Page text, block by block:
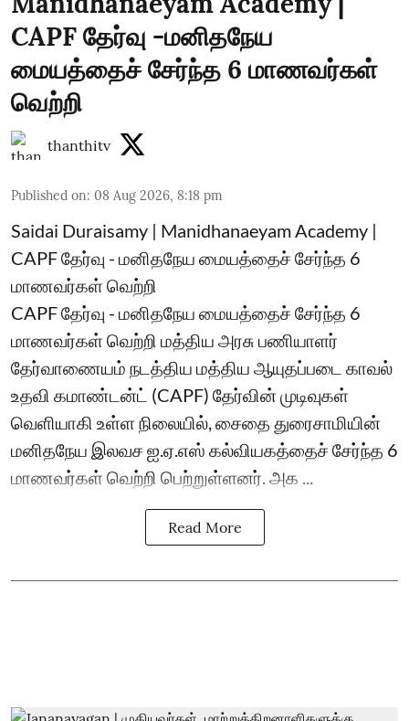
CAPF தேர்வு -மனிதநேய
மையத்தைச் சேர்ந்த 6 மாணவர்கள்
வெற்றி
thanthitv
Published on: 08 Aug 2026, 8:18 pm
Saidai Duraisamy | Manidhanaeyam Academy |
CAPF தேர்வு - மனிதநேய மையத்தைச் சேர்ந்த 6
மாணவர்கள் வெற்றி
CAPF தேர்வு - மனிதநேய மையத்தைச் சேர்ந்த 6
மாணவர்கள் வெற்றி மத்திய அரசு பணியாளர்
தேர்வாணையம் நடத்திய மத்திய ஆயுதப்படை காவல்
உதவி கமாண்டன்ட் (CAPF) தேர்வின் முடிவுகள்
வெளியாகி உள்ள நிலையில், சைதை துரைசாமியின்
மனிதநேய இலவச ஐ.ஏ.எஸ் கல்வியகத்தைச் சேர்ந்த 6
மாணவர்கள் வெற்றி பெற்றுள்ளனர். அக ...
Read More